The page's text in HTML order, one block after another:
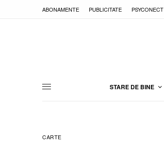
ABONAMENTE PUBLICITATE PSYCONECT
STARE DE BINE
CARTE